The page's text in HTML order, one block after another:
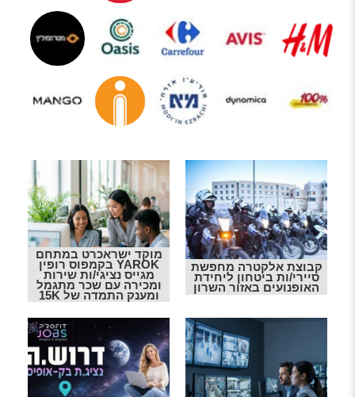
קבוצת אלקטרה מחפשת
סיירי/ות ביטחון ליחידת
האופנועים באזור השרון
מוקד ישראכרט במתחם
YAROK בקמפוס רופין
מגייס נציגי/ות שירות
ומכירה עם שכר מתגמל
ומענק התמדה של 15K